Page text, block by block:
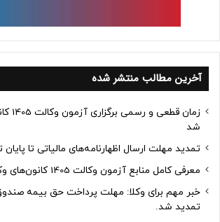
آخرین مطالب منتشر شده
زمان
شد
تمدید مهلت ارسال اظهارنامه‌های مالیاتی تا پایان
معرفی کامل منابع آزمون وکالت 1405 کانون‌های وکلای دادگستری
تمدید شد.